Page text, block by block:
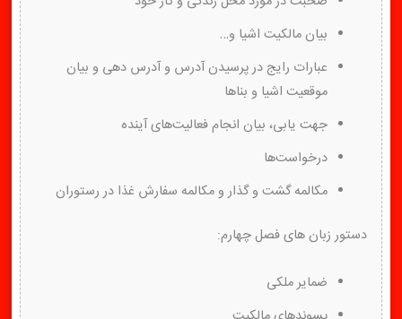
بیان مالکیت اشیا و…
عبارات رایج در پرسیدن آدرس و آدرس دهی و بیان
موقعیت اشیا و بناها
جهت یابی، بیان انجام فعالیت‌های آینده
درخواست‌ها
مکالمه گشت و گذار و مکالمه سفارش غذا در رستوران
دستور زبان های فصل چهارم:
ضمایر ملکی